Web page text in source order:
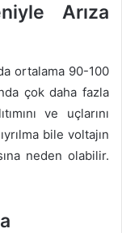
Arıza
ortalama 90-100
çok daha fazla
ve uçlarını
bile voltajın
neden olabilir.